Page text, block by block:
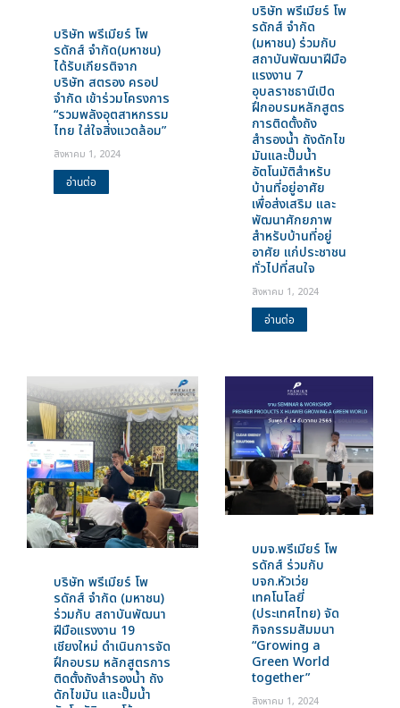
บริษัท พรีเมียร์ โพ
รดักส์ จำกัด(มหาชน)
ได้รับเกียรติจาก
บริษัท สตรอง ครอป
จํากัด เข้าร่วมโครงการ
“รวมพลังอุตสาหกรรม
ไทย ใส่ใจสิ่งแวดล้อม”
สิงหาคม 1, 2024
อ่านต่อ
บริษัท พรีเมียร์ โพ
รดักส์ จำกัด
(มหาชน) ร่วมกับ
สถาบันพัฒนาฝีมือ
แรงงาน 7
อุบลราชธานีเปิด
ฝึกอบรมหลักสูตร
การติดตั้งถัง
สำรองน้ำ ถังดักไข
มันและปั๊มน้ำ
อัตโนมัติสำหรับ
บ้านที่อยู่อาศัย
เพื่อส่งเสริม และ
พัฒนาศักยภาพ
สำหรับบ้านที่อยู่
อาศัย แก่ประชาชน
ทั่วไปที่สนใจ
สิงหาคม 1, 2024
อ่านต่อ
บริษัท พรีเมียร์ โพ
รดักส์ จำกัด (มหาชน)
ร่วมกับ สถาบันพัฒนา
ฝีมือแรงงาน 19
เชียงใหม่ ดำเนินการจัด
ฝึกอบรม หลักสูตรการ
ติดตั้งถังสำรองน้ำ ถัง
ดักไขมัน และปั๊มน้ำ
บมจ.พรีเมียร์ โพ
รดักส์ ร่วมกับ
บจก.หัวเว่ย
เทคโนโลยี่
(ประเทศไทย) จัด
กิจกรรมสัมมนา
“Growing a
Green World
together”
สิงหาคม 1, 2024